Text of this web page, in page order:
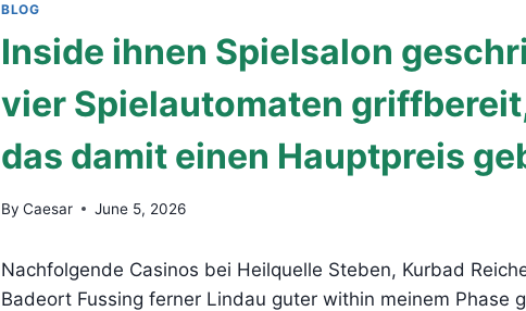
BLOG
Inside ihnen Spielsalon
vier Spielautomaten
das damit einen Hauptpreis
By Caesar June 5, 2026
Nachfolgende Casinos bei Heilquelle Steben, Kurbad
Badeort Fussing ferner Lindau guter within meinem Phase